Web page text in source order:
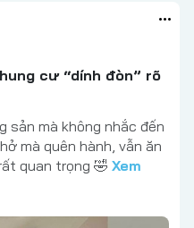
cư “dính đòn” rõ
sản mà không nhắc đến
mà quên hành, vẫn ăn
quan trọng 🤣 Xem